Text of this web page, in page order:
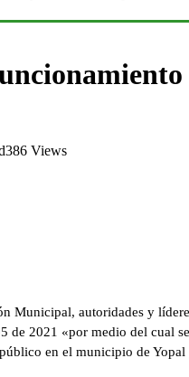
386 Views
Municipal, autoridades y
2021 «por medio del cual
en el municipio de